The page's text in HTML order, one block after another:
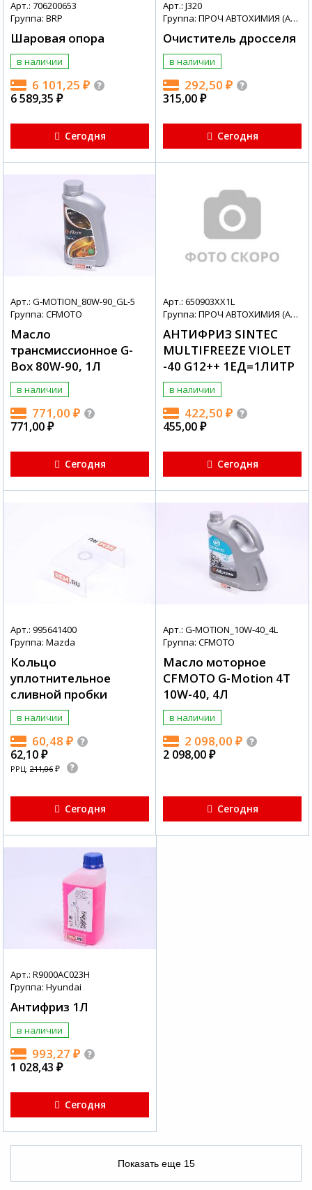
Арт.: 706200653
Группа: BRP
Шаровая опора
в наличии
6 101,25 ₽
6 589,35 ₽
Сегодня
Арт.: J320
Группа: ПРОЧ АВТОХИМИЯ (АВТОХИМИЯ + МАСЛА)
Очиститель дросселя
в наличии
292,50 ₽
315,00₽
Сегодня
Арт.: G-MOTION_80W-90_GL-5
Группа: CFMOTO
Масло
трансмиссионное G-
Box 80W-90, 1Л
в наличии
771,00 ₽
771,00₽
Сегодня
Арт.: 650903XX1L
Группа: ПРОЧ АВТОХИМИЯ (АВТОХИМИЯ + МАСЛА)
АНТИФРИЗ SINTEC
MULTIFREEZE VIOLET
-40 G12++ 1ЕД=1ЛИТР
в наличии
422,50 ₽
455,00₽
Сегодня
Арт.: 995641400
Группа: Mazda
Кольцо
уплотнительное
сливной пробки
в наличии
60,48 ₽
62,10₽
РРЦ: 211,06 ₽
Сегодня
Арт.: G-MOTION_10W-40_4L
Группа: CFMOTO
Масло моторное
CFMOTO G-Motion 4T
10W-40, 4Л
в наличии
2 098,00 ₽
2 098,00₽
Сегодня
Арт.: R9000AC023H
Группа: Hyundai
Антифриз 1Л
в наличии
993,27 ₽
1 028,43 ₽
Сегодня
Показать еще 15